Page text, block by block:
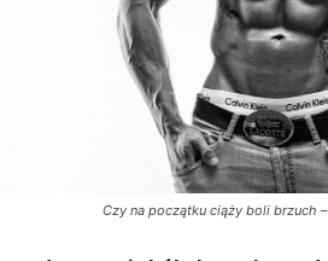
Czy na początku ciąży boli brzuch